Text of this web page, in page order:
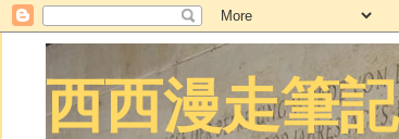
西西漫走筆記